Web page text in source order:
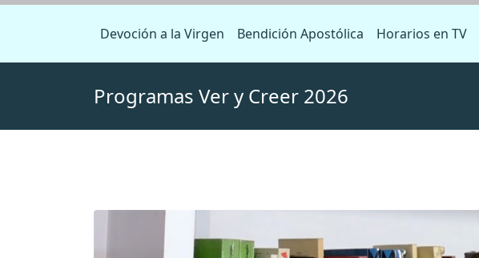
Devoción a la Virgen Bendición Apostólica Horarios en TV
Programas Ver y Creer 2026